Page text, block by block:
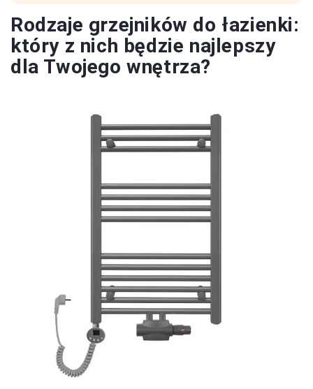
Rodzaje grzejników do łazienki:
który z nich będzie najlepszy
dla Twojego wnętrza?